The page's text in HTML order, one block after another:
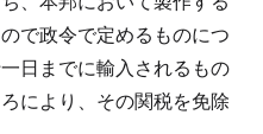
で政令で定めるものにつ
日までに輸入されるもの
により、その関税を免除